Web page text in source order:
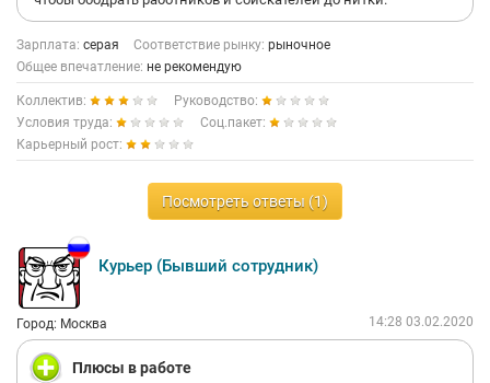
Зарплата: серая Соответствие рынку: рыночное
Общее впечатление: не рекомендую
Коллектив:
Руководство:
Условия труда:
Соц.пакет:
Карьерный рост:
Посмотреть ответы (1)
Курьер (Бывший сотрудник)
Город: Москва 14:28 03.02.2020
Плюсы в работе